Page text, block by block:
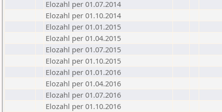
Elozahl per 01.07.2014
Elozahl per 01.10.2014
Elozahl per 01.01.2015
Elozahl per 01.04.2015
Elozahl per 01.07.2015
Elozahl per 01.10.2015
Elozahl per 01.01.2016
Elozahl per 01.04.2016
Elozahl per 01.07.2016
Elozahl per 01.10.2016